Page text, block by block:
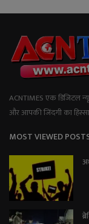
ACNTIMES एक डिजिटल
और आपकी जिंदगी का
MOST VIEWED